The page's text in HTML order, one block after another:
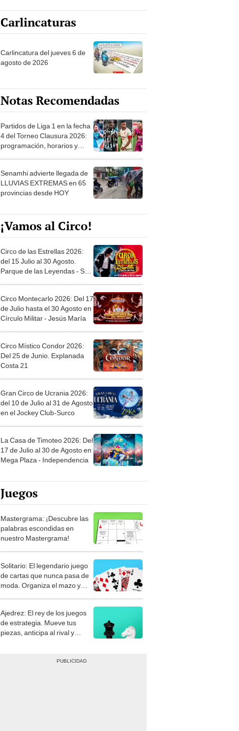
Carlincaturas
Carlincatura del jueves 6 de
agosto de 2026
Notas Recomendadas
Partidos de Liga 1 en la fecha
4 del Torneo Clausura 2026:
programación, horarios y
Senamhi advierte llegada de
LLUVIAS EXTREMAS en 65
provincias desde HOY
¡Vamos al Circo!
Circo de las Estrellas 2026:
del 15 Julio al 30 Agosto.
Parque de las Leyendas - San
Circo Montecarlo 2026: Del 17
de Julio hasta el 30 Agosto en
Círculo Militar - Jesús María
Circo Místico Condor 2026:
Del 25 de Junio. Explanada
Costa 21
Gran Circo de Ucrania 2026:
del 10 de Julio al 31 de Agosto
en el Jockey Club-Surco
La Casa de Timoteo 2026: Del
17 de Julio al 30 de Agosto en
Mega Plaza - Independencia
Juegos
Mastergrama: ¡Descubre las
palabras escondidas en
nuestro Mastergrama!
Solitario: El legendario juego
de cartas que nunca pasa de
moda. Organiza el mazo y
Ajedrez: El rey de los juegos
de estrategia. Mueve tus
piezas, anticipa al rival y